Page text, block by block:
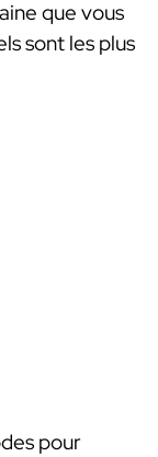
que vous
sont les plus
pour